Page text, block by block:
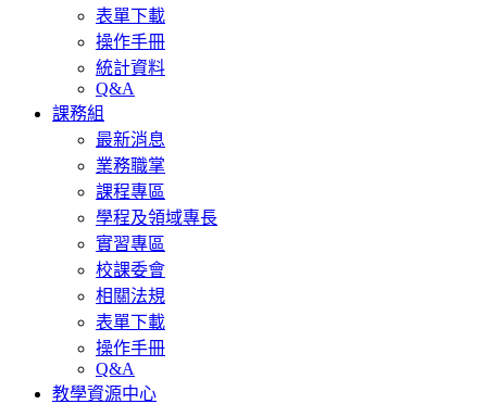
表單下載
操作手冊
統計資料
Q&A
課務組
最新消息
業務職掌
課程專區
學程及領域專長
實習專區
校課委會
相關法規
表單下載
操作手冊
Q&A
教學資源中心